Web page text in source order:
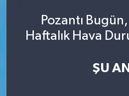
Pozantı Bugün,
Haftalık Hava
ŞU AN
Tüm Manşetler